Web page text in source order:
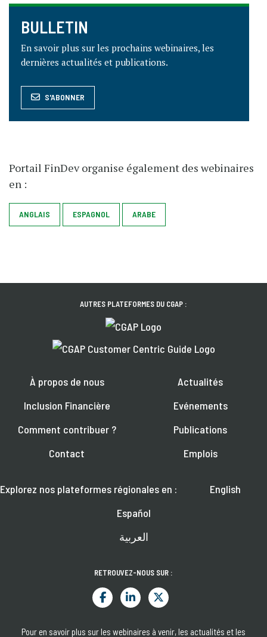
BULLETIN
En savoir plus sur les prochains webinaires, les
dernières actualités et publications.
S'ABONNER
Portail FinDev organise également des webinaires
en :
ANGLAIS ESPAGNOL ARABE
AUTRES PLATEFORMES DU CGAP :
À propos de nous
Inclusion Financière
Comment contribuer ?
Contact
Actualités
Evénements
Publications
Emplois
Explorez nos plateformes régionales en :
English
Español
العربية
RETROUVEZ-NOUS SUR :
Pour en savoir plus sur les webinaires à venir, les actualités et les